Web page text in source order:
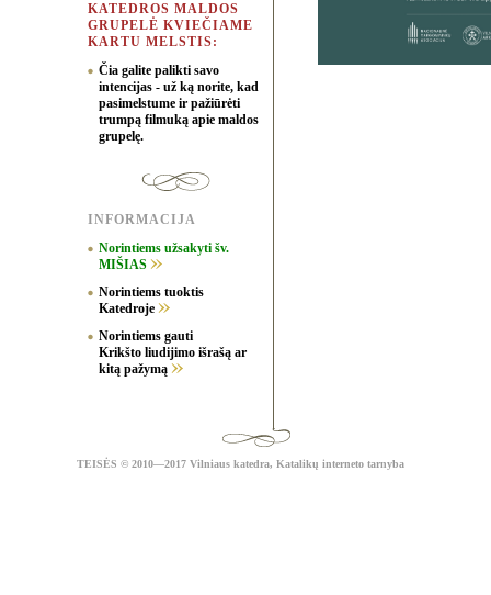
KATEDROS MALDOS
GRUPELĖ KVIEČIAME
KARTU MELSTIS:
Čia galite palikti savo
intencijas - už ką norite, kad
pasimelstume ir pažiūrėti
trumpą filmuką apie maldos
grupelę.
INFORMACIJA
Norintiems užsakyti šv.
MIŠIAS
Norintiems tuoktis
Katedroje
Norintiems gauti
Krikšto liudijimo išrašą ar
kitą pažymą
TEISĖS © 2010—2017 Vilniaus katedra, Katalikų interneto tarnyba